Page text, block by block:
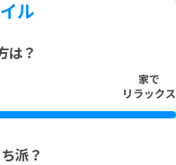
ル
は？
家で
リラックス
派？